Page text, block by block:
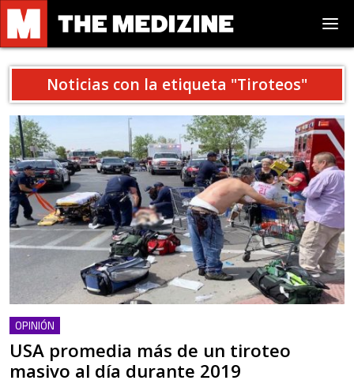
Noticias con la etiqueta "Tiroteos"
OPINIÓN
USA promedia más de un tiroteo
masivo al día durante 2019